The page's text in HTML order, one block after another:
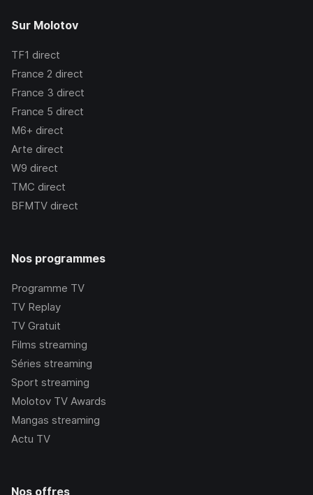
Sur Molotov
TF1 direct
France 2 direct
France 3 direct
France 5 direct
M6+ direct
Arte direct
W9 direct
TMC direct
BFMTV direct
Nos programmes
Programme TV
TV Replay
TV Gratuit
Films streaming
Séries streaming
Sport streaming
Molotov TV Awards
Mangas streaming
Actu TV
Nos offres